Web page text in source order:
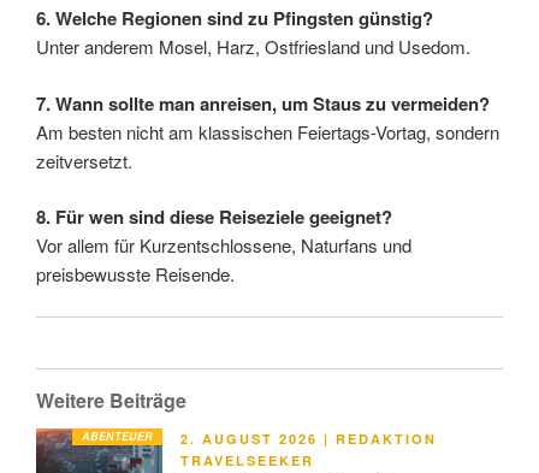
6. Welche Regionen sind zu Pfingsten günstig?
Unter anderem Mosel, Harz, Ostfriesland und Usedom.
7. Wann sollte man anreisen, um Staus zu vermeiden?
Am besten nicht am klassischen Feiertags-Vortag, sondern
zeitversetzt.
8. Für wen sind diese Reiseziele geeignet?
Vor allem für Kurzentschlossene, Naturfans und
preisbewusste Reisende.
Weitere Beiträge
ABENTEUER
VERÖFFENTLICHT
AM
2. AUGUST 2026 | REDAKTION
TRAVELSEEKER